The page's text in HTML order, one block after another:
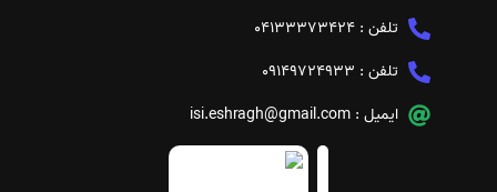
تلفن : 04133373424
تلفن : 09149724933
ایمیل : isi.eshragh@gmail.com